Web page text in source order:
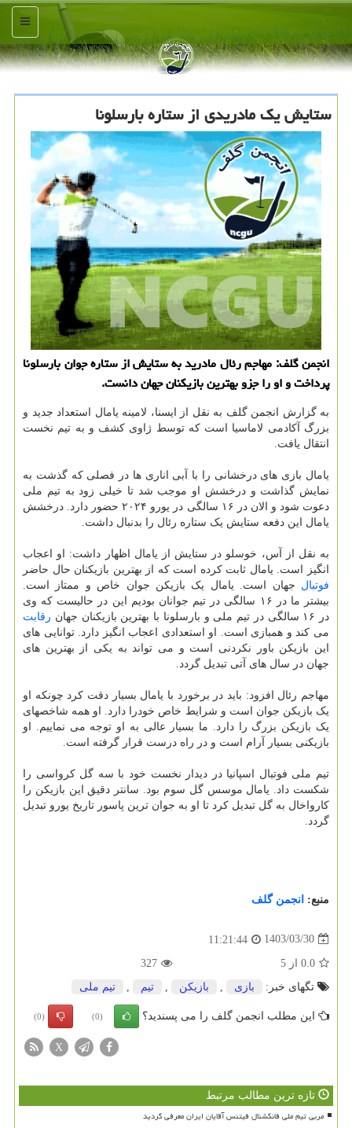
منو
ستایش یک مادریدی از ستاره بارسلونا
انجمن گلف: مهاجم رئال مادرید به ستایش از ستاره جوان بارسلونا
پرداخت و او را جزو بهترین بازیکنان جهان دانست.
به گزارش انجمن گلف به نقل از ایسنا، لامینه یامال استعداد جدید و
بزرگ آکادمی لاماسیا است که توسط ژاوی کشف و به تیم نخست
انتقال یافت.
یامال بازی های درخشانی را با آبی اناری ها در فصلی که گذشت به
نمایش گذاشت و درخشش او موجب شد تا خیلی زود به تیم ملی
دعوت شود و الان در ۱۶ سالگی در یورو ۲۰۲۴ حضور دارد. درخشش
یامال این دفعه ستایش یک ستاره رئال را بدنبال داشت.
به نقل از آس، خوسلو در ستایش از یامال اظهار داشت: او اعجاب
انگیز است. یامال ثابت کرده است که از بهترین بازیکنان حال حاضر
فوتبال جهان است. یامال یک بازیکن جوان خاص و ممتاز است.
بیشتر ما در ۱۶ سالگی در تیم جوانان بودیم این در حالیست که وی
در ۱۶ سالگی در تیم ملی و بارسلونا با بهترین بازیکنان جهان
رقابت
می کند و همبازی است. او استعدادی اعجاب انگیز دارد. توانایی های
این بازیکن باور نکردنی است و می تواند به یکی از بهترین های
جهان در سال های آتی تبدیل گردد.
مهاجم رئال افزود: باید در برخورد با یامال بسیار دقت کرد چونکه او
یک بازیکن جوان است و شرایط خاص خودرا دارد. او همه شاخصهای
یک بازیکن بزرگ را دارد. ما بسیار عالی به او توجه می نماییم. او
بازیکنی بسیار آرام است و در راه درست قرار گرفته است.
تیم ملی فوتبال اسپانیا در دیدار نخست خود با سه گل کرواسی را
شکست داد. یامال موسس گل سوم بود. سانتر دقیق این بازیکن را
کارواخال به گل تبدیل کرد تا او به جوان ترین پاسور تاریخ یورو تبدیل
گردد.
منبع: انجمن گلف
1403/03/30
11:21:44
0.0 از 5
327
تگهای خبر:
بازی بازیكن تیم تیم ملی
این مطلب انجمن گلف را می پسندید؟ (0)
(0)
X
تازه ترین مطالب مرتبط